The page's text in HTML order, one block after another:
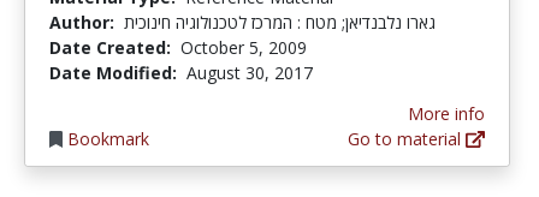
Author: גארו נלבנדיאן; מטח : המרכז לטכנולוגיה חינוכית
Date Created: October 5, 2009
Date Modified: August 30, 2017
Bookmark
More info
Go to material